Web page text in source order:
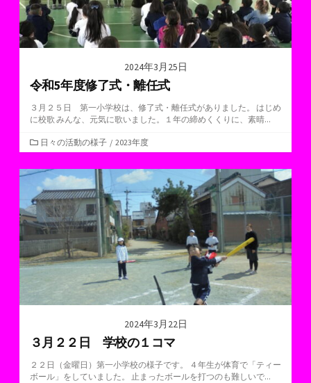
2024年3月25日
令和5年度修了式・離任式
３月２５日 第一小学校は、修了式・離任式がありました。 はじめ
に校歌 みんな、元気に歌いました。１年の締めくくりに、素晴...
カ
テ
ゴ
リ
ー
日々の活動の様子 / 2023年度
2024年3月22日
３月２２日 学校の１コマ
２２日（金曜日）第一小学校の様子です。 ４年生が体育で「ティー
ボール」をしていました。 止まったボールを打つのも難しいで...